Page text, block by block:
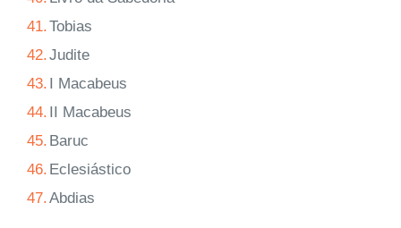
41.Tobias
42.Judite
43. I Macabeus
44. II Macabeus
45. Baruc
46. Eclesiástico
47.Abdias